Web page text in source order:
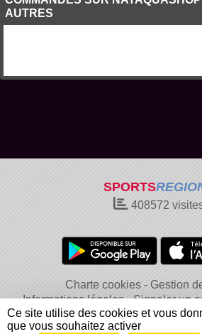
AUTRES
SPORTS
408572
Charte cookies
Gestion
Informations légales
Signaler un
Ce site utilise des cookies et vous
que vous souhaitez activer